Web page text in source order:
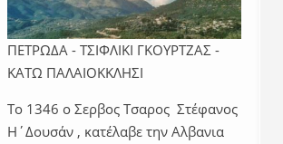
ΠΕΤΡΩΔΑ - ΤΣΙΦΛΙΚΙ ΓΚΟΥΡΤΖΑΣ -
ΚΑΤΩ ΠΑΛΑΙΟΚΚΛΗΣΙ
Το 1346 ο Σερβος Τσαρος Στέφανος
Η΄Δουσάν , κατέλαβε την Αλβανια